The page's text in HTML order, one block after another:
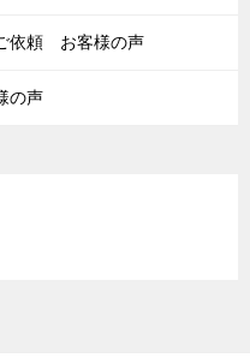
依頼 お客様の声
の声